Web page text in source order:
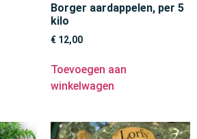
Borger aardappelen, per 5
kilo
€ 12,00
Toevoegen aan
winkelwagen